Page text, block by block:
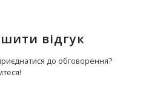
відгук
до обговорення?